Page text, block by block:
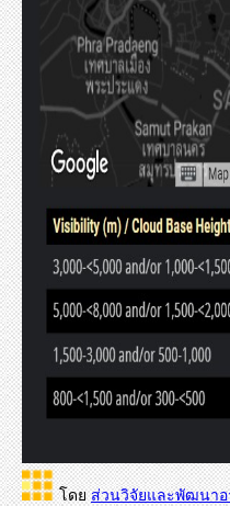
โดยส่วนวิจัยและพัฒนาอ